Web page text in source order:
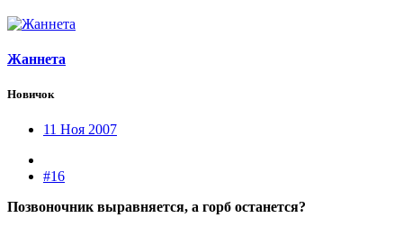
Жаннета
Новичок
11 Ноя 2007
#16
Позвоночник выравняется, а горб останется?